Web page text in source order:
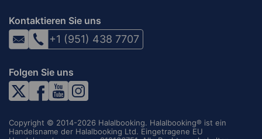
Kontaktieren Sie uns
+1 (951) 438 7707
Folgen Sie uns
Copyright © 2014-2026 Halalbooking. Halalbooking® ist ein
Handelsname der Halalbooking Ltd. Eingetragene EU